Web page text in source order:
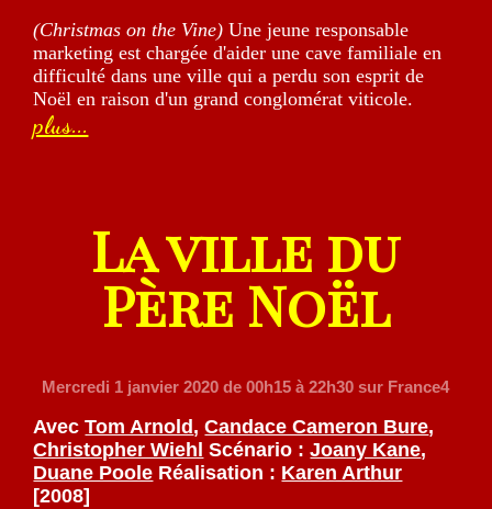
(Christmas on the Vine) Une jeune responsable
marketing est chargée d'aider une cave familiale en
difficulté dans une ville qui a perdu son esprit de
Noël en raison d'un grand conglomérat viticole.
plus...
La ville du
Père Noël
Mercredi 1 janvier 2020 de 00h15 à 22h30 sur France4
AvecTom Arnold ,Candace Cameron Bure,
Christopher Wiehl Scénario :Joany Kane,
Duane Poole Réalisation : Karen Arthur
[2008]